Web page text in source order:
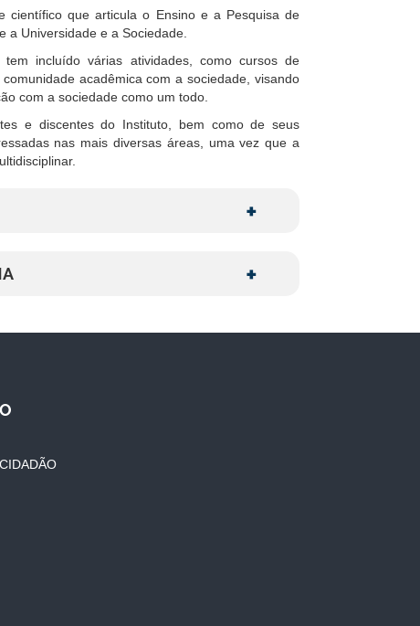
científico que articula o Ensino e a Pesquisa de
a Universidade e a Sociedade.
incluído várias atividades, como cursos de
acadêmica com a sociedade, visando
com a sociedade como um todo.
e discentes do Instituto, bem como de seus
nas mais diversas áreas, uma vez que a